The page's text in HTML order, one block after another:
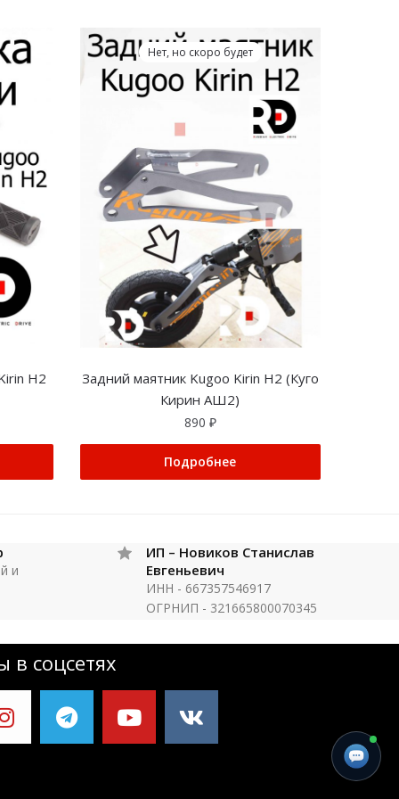
H2
Нет, но скоро будет
Задний маятник Kugoo Kirin H2 (Куго
Кирин АШ2)
890 ₽
Подробнее
и
ИП – Новиков Станислав
Евгеньевич
ИНН - 667357546917
ОГРНИП - 321665800070345
в соцсетях